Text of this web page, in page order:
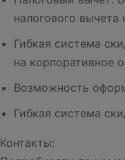
налогового вычета
Гибкая система
на корпоративное
Возможность
Гибкая система
Контакты: